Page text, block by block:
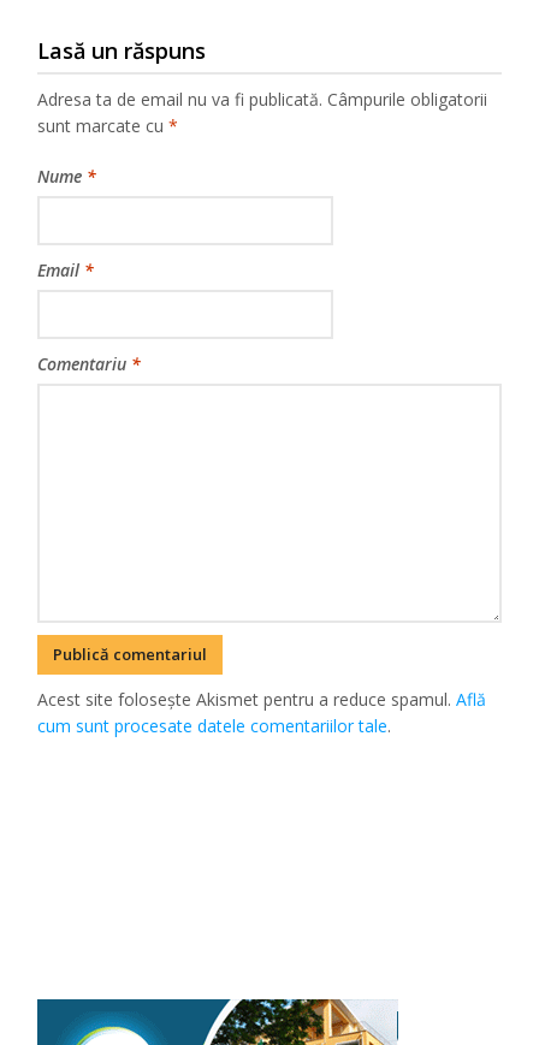
Lasă un răspuns
Adresa ta de email nu va fi publicată. Câmpurile obligatorii
sunt marcate cu*
Nume *
Email *
Comentariu *
Acest site folosește Akismet pentru a reduce spamul.Află
cum sunt procesate datele comentariilor tale.